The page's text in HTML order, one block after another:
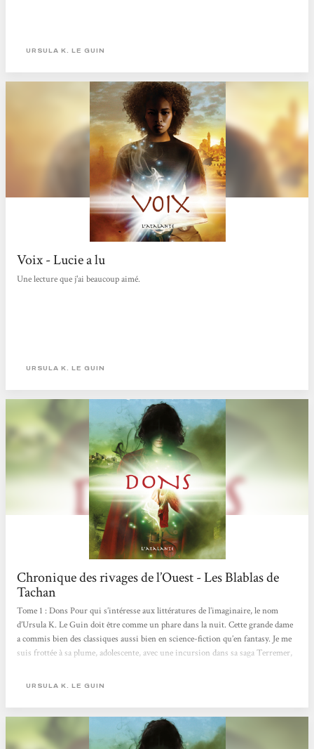
URSULA K. LE GUIN
Voix - Lucie a lu
Une lecture que j'ai beaucoup aimé.
URSULA K. LE GUIN
Chronique des rivages de l’Ouest - Les Blablas de
Tachan
Tome 1 : Dons Pour qui s’intéresse aux littératures de l’imaginaire, le nom
d’Ursula K. Le Guin doit être comme un phare dans la nuit. Cette grande dame
a commis bien des classiques aussi bien en science-fiction qu’en fantasy. Je me
suis frottée à sa plume, adolescente, avec une incursion dans sa saga Terremer,
Hain » avec La main gauche de la nuit. Mais à chaque fois quelque chose m’a
Chronique des rivages de l’Ouest,...
URSULA K. LE GUIN